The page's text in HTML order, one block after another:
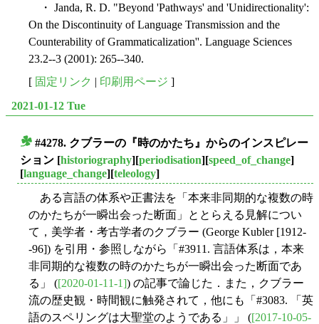
・ Janda, R. D. "Beyond 'Pathways' and 'Unidirectionality':
On the Discontinuity of Language Transmission and the
Counterability of Grammaticalization''. Language Sciences
23.2--3 (2001): 265--340.
[ 固定リンク | 印刷用ページ ]
2021-01-12 Tue
#4278. クブラーの『時のかたち』からのインスピレー
ション [historiography][periodisation][speed_of_change]
[language_change][teleology]
ある言語の体系や正書法を「本来非同期的な複数の時
のかたちが一瞬出会った断面」ととらえる見解につい
て，美学者・考古学者のクブラー (George Kubler [1912-
-96]) を引用・参照しながら「#3911. 言語体系は，本来
非同期的な複数の時のかたちが一瞬出会った断面であ
る」 ([2020-01-11-1]) の記事で論じた．また，クブラー
流の歴史観・時間観に触発されて，他にも「#3083. 「英
語のスペリングは大聖堂のようである」」 ([2017-10-05-